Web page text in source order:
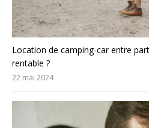
Location de camping-car entre
rentable ?
22 mai 2024